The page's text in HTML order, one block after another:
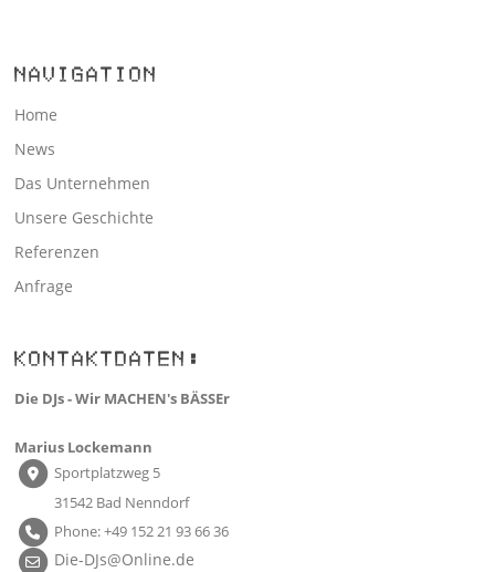
NAVIGATION
Home
News
Das Unternehmen
Unsere Geschichte
Referenzen
Anfrage
KONTAKTDATEN:
Die DJs - Wir MACHEN's BÄSSEr
Marius Lockemann
Sportplatzweg 5
31542 Bad Nenndorf
Phone: +49 152 21 93 66 36
Die-DJs@Online.de